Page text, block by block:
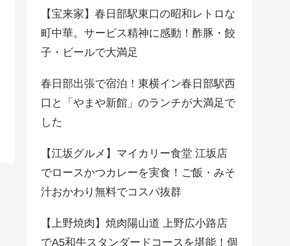
【宝来家】春日部駅東口の昭和レトロな
町中華。サービス精神に感動！酢豚・餃
子・ビールで大満足
春日部出張で宿泊！東横イン春日部駅西
口と「やまや新館」のランチが大満足で
した
【江坂グルメ】マイカリー食堂 江坂店
でロースかつカレーを実食！ご飯・みそ
汁おかわり無料でコスパ抜群
【上野焼肉】焼肉陽山道 上野広小路店
でA5和牛スタンダードコースを堪能！個